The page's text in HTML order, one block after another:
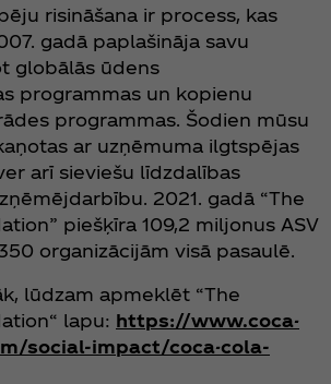
risināšana ir process, kas
gadā paplašināja savu
globālās ūdens
programmas un kopienu
programmas. Šodien mūsu
ar uzņēmuma ilgtspējas
arī sieviešu līdzdalības
2021. gadā “The
piešķīra 109,2 miljonus ASV
organizācijām visā pasaulē.
lūdzam apmeklēt “The
lapu: https://www.coca-
social-impact/coca-cola-